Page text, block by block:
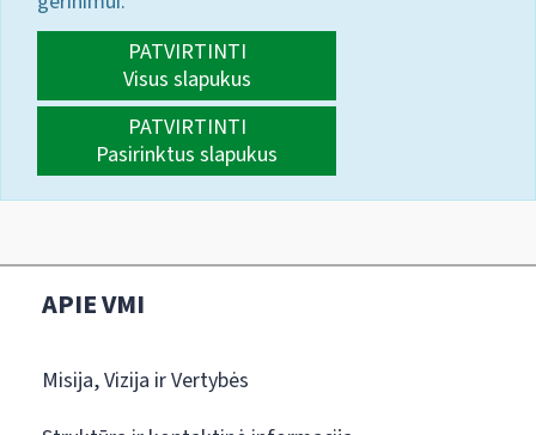
PATVIRTINTI
Visus slapukus
PATVIRTINTI
Pasirinktus slapukus
APIE VMI
Misija, Vizija ir Vertybės